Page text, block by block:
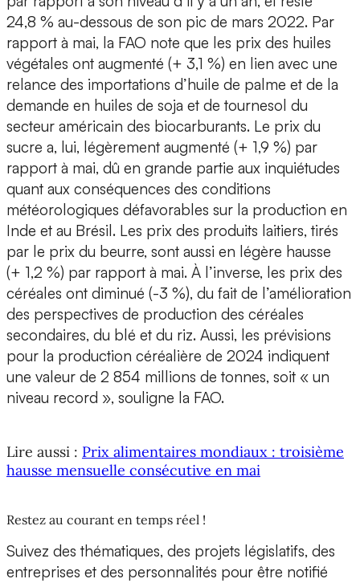
24,8 % au-dessous de son pic de mars 2022. Par
rapport à mai, la FAO note que les prix des huiles
végétales ont augmenté (+ 3,1 %) en lien avec une
relance des importations d’huile de palme et de la
demande en huiles de soja et de tournesol du
secteur américain des biocarburants. Le prix du
sucre a, lui, légèrement augmenté (+ 1,9 %) par
rapport à mai, dû en grande partie aux inquiétudes
quant aux conséquences des conditions
météorologiques défavorables sur la production en
Inde et au Brésil. Les prix des produits laitiers, tirés
par le prix du beurre, sont aussi en légère hausse
(+ 1,2 %) par rapport à mai. À l’inverse, les prix des
céréales ont diminué (-3 %), du fait de l’amélioration
des perspectives de production des céréales
secondaires, du blé et du riz. Aussi, les prévisions
pour la production céréalière de 2024 indiquent
une valeur de 2 854 millions de tonnes, soit « un
niveau record », souligne la FAO.
Lire aussi : Prix alimentaires mondiaux : troisième
hausse mensuelle consécutive en mai
Restez au courant en temps réel !
Suivez des thématiques, des projets législatifs, des
entreprises et des personnalités pour être notifié